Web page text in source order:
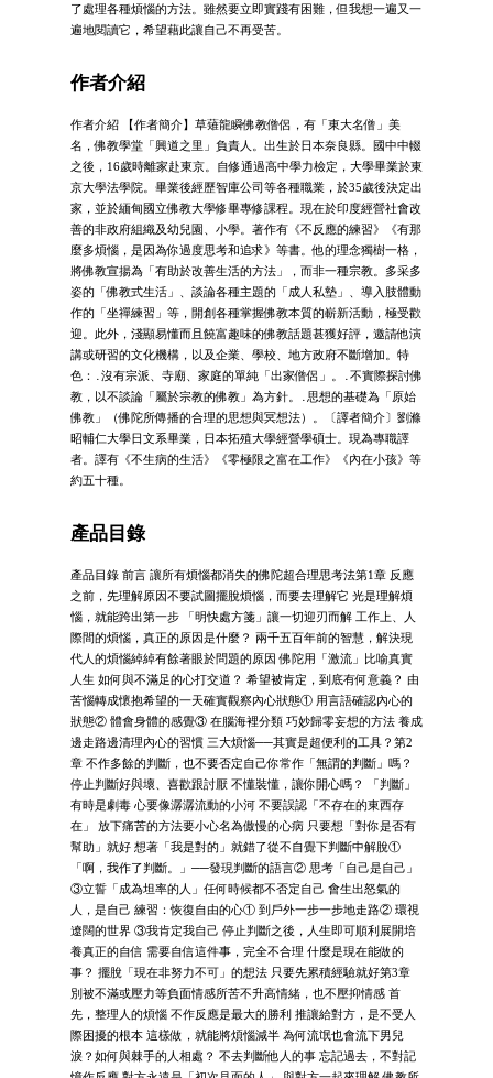
了處理各種煩惱的方法。雖然要立即實踐有困難，但我想一遍又一
遍地閱讀它，希望藉此讓自己不再受苦。
作者介紹
作者介紹 【作者簡介】草薙龍瞬佛教僧侶，有「東大名僧」美
名，佛教學堂「興道之里」負責人。出生於日本奈良縣。國中中輟
之後，16歲時離家赴東京。自修通過高中學力檢定，大學畢業於東
京大學法學院。畢業後經歷智庫公司等各種職業，於35歲後決定出
家，並於緬甸國立佛教大學修畢專修課程。現在於印度經營社會改
善的非政府組織及幼兒園、小學。著作有《不反應的練習》《有那
麼多煩惱，是因為你過度思考和追求》等書。他的理念獨樹一格，
將佛教宣揚為「有助於改善生活的方法」，而非一種宗教。多采多
姿的「佛教式生活」、談論各種主題的「成人私墊」、導入肢體動
作的「坐禪練習」等，開創各種掌握佛教本質的嶄新活動，極受歡
迎。此外，淺顯易懂而且饒富趣味的佛教話題甚獲好評，邀請他演
講或研習的文化機構，以及企業、學校、地方政府不斷增加。特
色：․沒有宗派、寺廟、家庭的單純「出家僧侶」。․不實際探討佛
教，以不談論「屬於宗教的佛教」為方針。․思想的基礎為「原始
佛教」（佛陀所傳播的合理的思想與冥想法）。〔譯者簡介〕劉滌
昭輔仁大學日文系畢業，日本拓殖大學經營學碩士。現為專職譯
者。譯有《不生病的生活》《零極限之富在工作》《內在小孩》等
約五十種。
產品目錄
產品目錄 前言 讓所有煩惱都消失的佛陀超合理思考法第1章 反應
之前，先理解原因不要試圖擺脫煩惱，而要去理解它 光是理解煩
惱，就能跨出第一步 「明快處方箋」讓一切迎刃而解 工作上、人
際間的煩惱，真正的原因是什麼？ 兩千五百年前的智慧，解決現
代人的煩惱綽綽有餘著眼於問題的原因 佛陀用「激流」比喻真實
人生 如何與不滿足的心打交道？ 希望被肯定，到底有何意義？ 由
苦惱轉成懷抱希望的一天確實觀察內心狀態① 用言語確認內心的
狀態② 體會身體的感覺③ 在腦海裡分類 巧妙歸零妄想的方法 養成
邊走路邊清理內心的習慣 三大煩惱──其實是超便利的工具？第2
章 不作多餘的判斷，也不要否定自己你常作「無謂的判斷」嗎？
停止判斷好與壞、喜歡跟討厭 不懂裝懂，讓你開心嗎？ 「判斷」
有時是劇毒 心要像潺潺流動的小河 不要誤認「不存在的東西存
在」 放下痛苦的方法要小心名為傲慢的心病 只要想「對你是否有
幫助」就好 想著「我是對的」就錯了從不自覺下判斷中解脫①
「啊，我作了判斷。」──發現判斷的語言② 思考「自己是自己」
③立誓「成為坦率的人」任何時候都不否定自己 會生出怒氣的
人，是自己 練習：恢復自由的心① 到戶外一步一步地走路② 環視
遼闊的世界 ③我肯定我自己 停止判斷之後，人生即可順利展開培
養真正的自信 需要自信這件事，完全不合理 什麼是現在能做的
事？ 擺脫「現在非努力不可」的想法 只要先累積經驗就好第3章
別被不滿或壓力等負面情感所苦不升高情緒，也不壓抑情感 首
先，整理人的煩惱 不作反應是最大的勝利 推讓給對方，是不受人
際困擾的根本 這樣做，就能將煩惱減半 為何流氓也會流下男兒
淚？如何與棘手的人相處？ 不去判斷他人的事 忘記過去，不對記